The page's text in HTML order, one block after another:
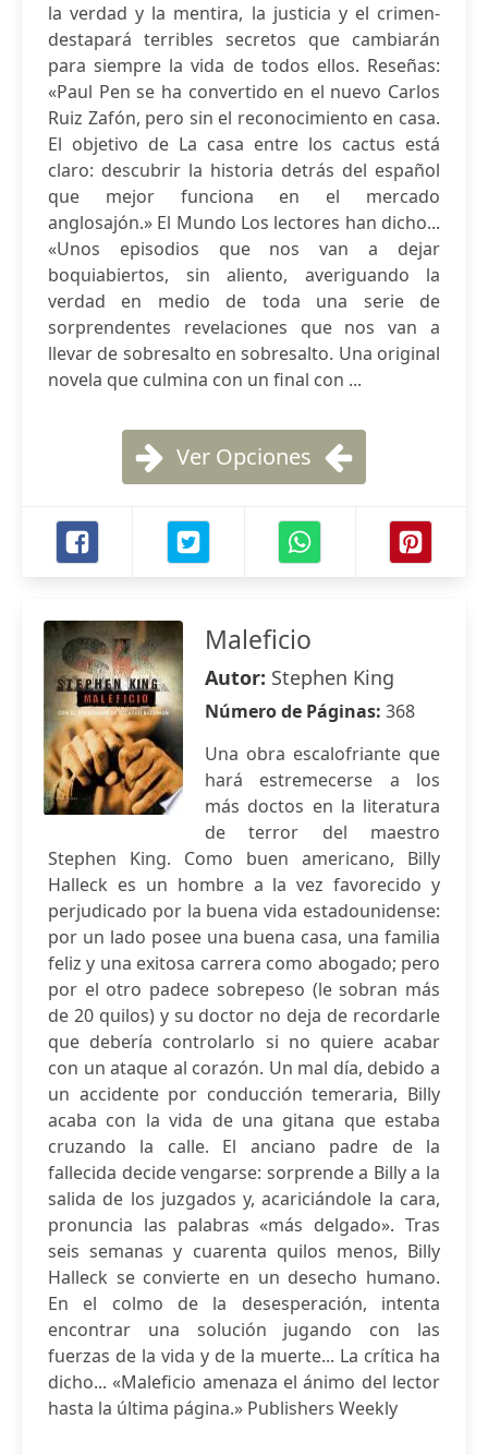
la verdad y la mentira, la justicia y el crimen-
destapará terribles secretos que cambiarán
para siempre la vida de todos ellos. Reseñas:
«Paul Pen se ha convertido en el nuevo Carlos
Ruiz Zafón, pero sin el reconocimiento en casa.
El objetivo de La casa entre los cactus está
claro: descubrir la historia detrás del español
que mejor funciona en el mercado
anglosajón.» El Mundo Los lectores han dicho...
«Unos episodios que nos van a dejar
boquiabiertos, sin aliento, averiguando la
verdad en medio de toda una serie de
sorprendentes revelaciones que nos van a
llevar de sobresalto en sobresalto. Una original
novela que culmina con un final con ...
Ver Opciones
Maleficio
Autor: Stephen King
Número de Páginas: 368
Una obra escalofriante que
hará estremecerse a los
más doctos en la literatura
de terror del maestro
Stephen King. Como buen americano, Billy
Halleck es un hombre a la vez favorecido y
perjudicado por la buena vida estadounidense:
por un lado posee una buena casa, una familia
feliz y una exitosa carrera como abogado; pero
por el otro padece sobrepeso (le sobran más
de 20 quilos) y su doctor no deja de recordarle
que debería controlarlo si no quiere acabar
con un ataque al corazón. Un mal día, debido a
un accidente por conducción temeraria, Billy
acaba con la vida de una gitana que estaba
cruzando la calle. El anciano padre de la
fallecida decide vengarse: sorprende a Billy a la
salida de los juzgados y, acariciándole la cara,
pronuncia las palabras «más delgado». Tras
seis semanas y cuarenta quilos menos, Billy
Halleck se convierte en un desecho humano.
En el colmo de la desesperación, intenta
encontrar una solución jugando con las
fuerzas de la vida y de la muerte... La crítica ha
dicho... «Maleficio amenaza el ánimo del lector
hasta la última página.» Publishers Weekly